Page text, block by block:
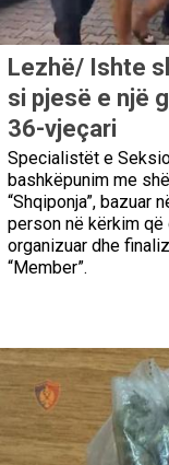
Lezhë/ Ishte
si pjesë e një
36-vjeçari
Specialistët e
bashkëpunim me
“Shqiponja”, bazuar
person në kërkim që
organizuar dhe
“Member”.